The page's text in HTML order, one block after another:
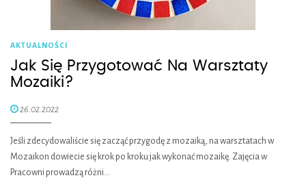
AKTUALNOŚCI
Jak Się Przygotować Na Warsztaty
Mozaiki?
26.02.2022
Jeśli zdecydowaliście się zacząć przygodę z mozaiką, na warsztatach w
Mozaikon dowiecie się krok po kroku jak wykonać mozaikę. Zajęcia w
Pracowni prowadzą różni…